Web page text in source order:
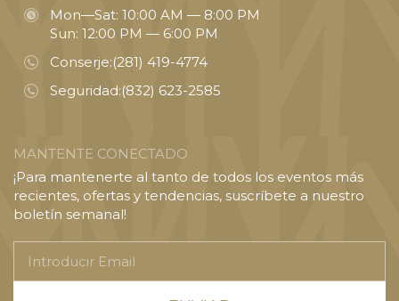
Mon—Sat: 10:00 AM — 8:00 PM
Sun: 12:00 PM — 6:00 PM
Conserje:(281) 419-4774
Seguridad:(832) 623-2585
MANTENTE CONECTADO
¡Para mantenerte al tanto de todos los eventos más
recientes, ofertas y tendencias, suscríbete a nuestro
boletín semanal!
Email